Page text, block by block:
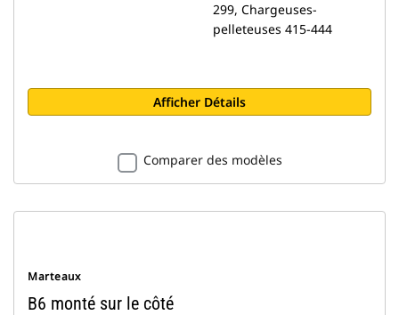
299, Chargeuses-
pelleteuses 415-444
Afficher Détails
Comparer des modèles
Marteaux
B6 monté sur le côté